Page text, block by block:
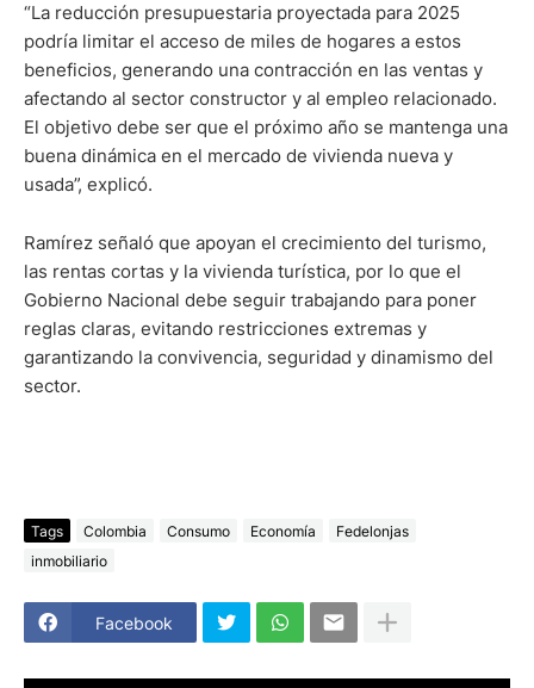
“La reducción presupuestaria proyectada para 2025
podría limitar el acceso de miles de hogares a estos
beneficios, generando una contracción en las ventas y
afectando al sector constructor y al empleo relacionado.
El objetivo debe ser que el próximo año se mantenga una
buena dinámica en el mercado de vivienda nueva y
usada”, explicó.
Ramírez señaló que apoyan el crecimiento del turismo,
las rentas cortas y la vivienda turística, por lo que el
Gobierno Nacional debe seguir trabajando para poner
reglas claras, evitando restricciones extremas y
garantizando la convivencia, seguridad y dinamismo del
sector.
Tags Colombia Consumo Economía
Fedelonjas
inmobiliario
Facebook